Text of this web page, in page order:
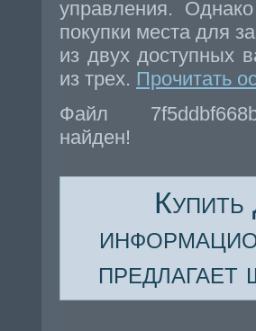
управления.
покупки места для
из двух доступных
из трех. Прочитать
Файл
найден!